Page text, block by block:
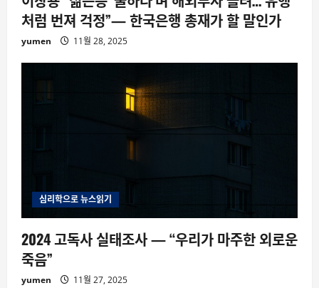
처럼 번져 걱정”— 한국은행 총재가 할 말인가
yumen 11월 28, 2025
심리학으로 뉴스읽기
2024 고독사 실태조사 — “우리가 마주한 외로운
죽음”
yumen 11월 27, 2025